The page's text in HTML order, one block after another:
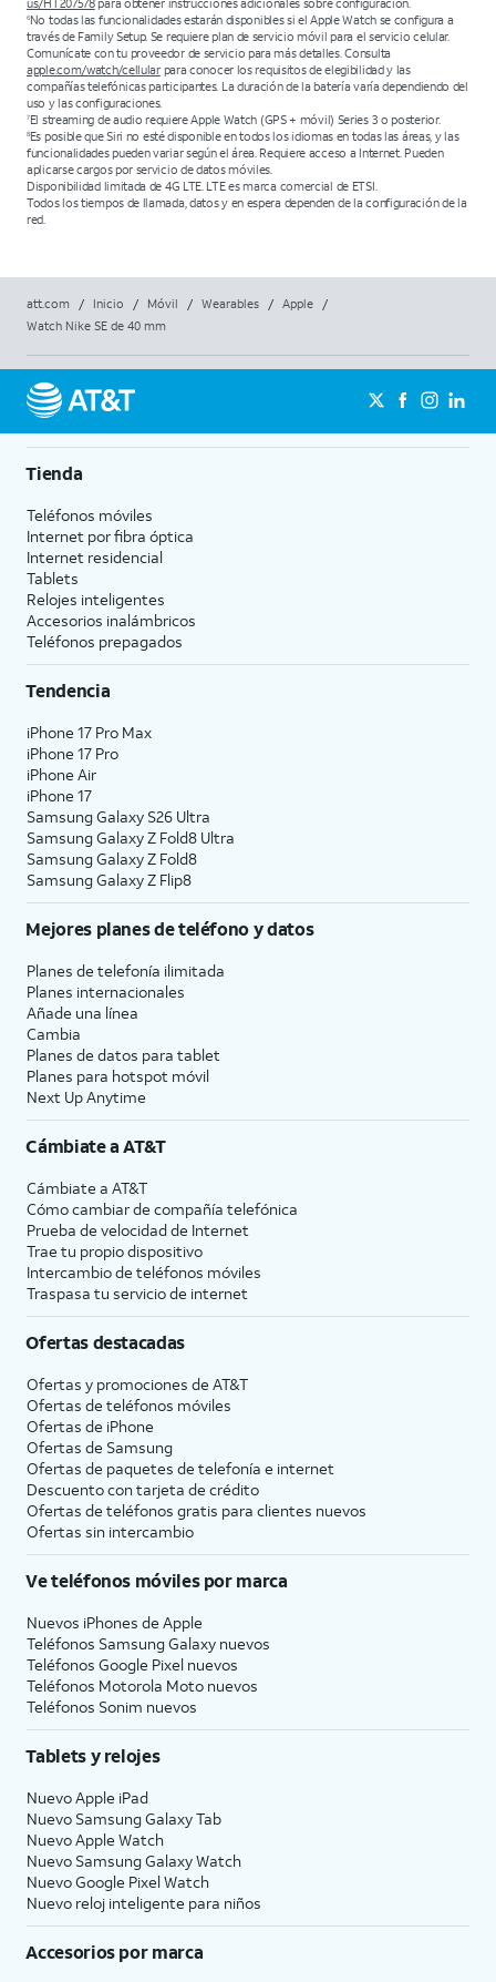
us/HT207578para obtener instrucciones adicionales sobre configuración.
6No todas las funcionalidades estarán disponibles si el Apple Watch se configura a
través de Family Setup. Se requiere plan de servicio móvil para el servicio celular.
Comunícate con tu proveedor de servicio para más detalles. Consulta
apple.com/watch/cellularpara conocer los requisitos de elegibilidad y las
compañías telefónicas participantes. La duración de la batería varía dependiendo del
uso y las configuraciones.
7El streaming de audio requiere Apple Watch (GPS + móvil) Series 3 o posterior.
8Es posible que Siri no esté disponible en todos los idiomas en todas las áreas, y las
funcionalidades pueden variar según el área. Requiere acceso a Internet. Pueden
aplicarse cargos por servicio de datos móviles.
Disponibilidad limitada de 4G LTE. LTE es marca comercial de ETSI.
Todos los tiempos de llamada, datos y en espera dependen de la configuración de la
red.
att.com / Inicio / Móvil / Wearables / Apple
/
Watch Nike SE de 40 mm
Tienda
Teléfonos móviles
Internet por fibra óptica
Internet residencial
Tablets
Relojes inteligentes
Accesorios inalámbricos
Teléfonos prepagados
Tendencia
iPhone 17 Pro Max
iPhone 17 Pro
iPhone Air
iPhone 17
Samsung Galaxy S26 Ultra
Samsung Galaxy Z Fold8 Ultra
Samsung Galaxy Z Fold8
Samsung Galaxy Z Flip8
Mejores planes de teléfono y datos
Planes de telefonía ilimitada
Planes internacionales
Añade una línea
Cambia
Planes de datos para tablet
Planes para hotspot móvil
Next Up Anytime
Cámbiate aAT&T
Cámbiate a AT&T
Cómo cambiar de compañía telefónica
Prueba de velocidad de Internet
Trae tu propio dispositivo
Intercambio de teléfonos móviles
Traspasa tu servicio de internet
Ofertas destacadas
Ofertas y promociones de AT&T
Ofertas de teléfonos móviles
Ofertas de iPhone
Ofertas de Samsung
Ofertas de paquetes de telefonía e internet
Descuento con tarjeta de crédito
Ofertas de teléfonos gratis para clientes nuevos
Ofertas sin intercambio
Ve teléfonos móviles por marca
Nuevos iPhones de Apple
Teléfonos Samsung Galaxy nuevos
Teléfonos Google Pixel nuevos
Teléfonos Motorola Moto nuevos
Teléfonos Sonim nuevos
Tablets y relojes
Nuevo Apple iPad
Nuevo Samsung Galaxy Tab
Nuevo Apple Watch
Nuevo Samsung Galaxy Watch
Nuevo Google Pixel Watch
Nuevo reloj inteligente para niños
Accesorios por marca